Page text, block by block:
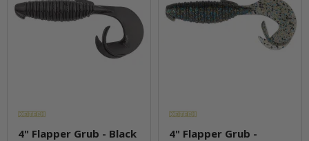
4" Flapper Grub - Black
4" Flapper Grub -